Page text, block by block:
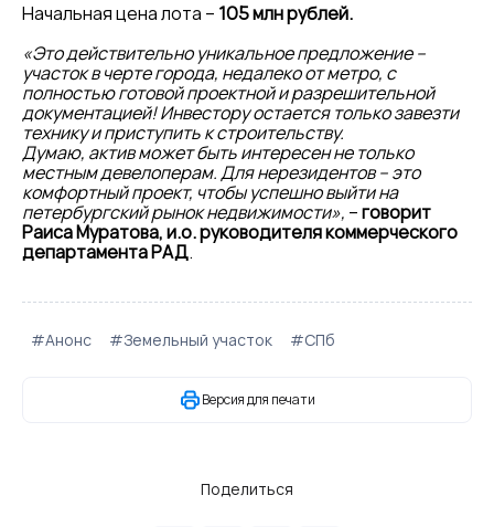
Начальная цена лота – 105 млн рублей.
«Это действительно уникальное предложение –
участок в черте города, недалеко от метро, с
полностью готовой проектной и разрешительной
документацией! Инвестору остается только завезти
технику и приступить к строительству.
Думаю, актив может быть интересен не только
местным девелоперам. Для нерезидентов – это
комфортный проект, чтобы успешно выйти на
петербургский рынок недвижимости», –говорит
Раиса Муратова, и.о. руководителя коммерческого
департамента РАД.
#Анонс #Земельный участок #СПб
Версия для печати
Поделиться